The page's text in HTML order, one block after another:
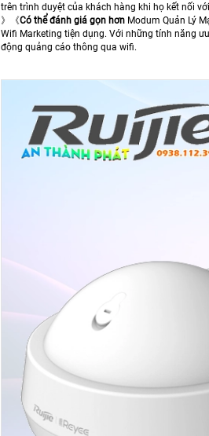
trên trình duyệt của khách hàng khi họ kết nối
》《Có thể đánh giá gọn hơn Modum Quản Lý
Wifi Marketing tiện dụng. Với những tính năng
động quảng cáo thông qua wifi.